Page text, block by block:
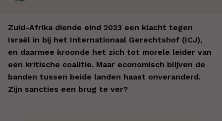
Zuid-Afrika diende eind 2023 een klacht tegen
Israël in bij het Internationaal Gerechtshof (ICJ),
en daarmee kroonde het zich tot morele leider van
een kritische coalitie. Maar economisch blijven de
banden tussen beide landen haast onveranderd.
Zijn sancties een brug te ver?